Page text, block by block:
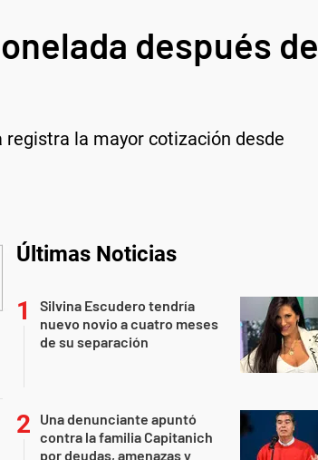
después de
la mayor cotización desde
Últimas Noticias
Silvina Escudero tendría
nuevo novio a cuatro meses
de su separación
Una denunciante apuntó
contra la familia Capitanich
por deudas, amenazas y